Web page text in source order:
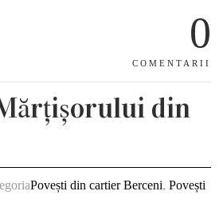
0
COMENTARII
din
Povești din cartier Berceni, Povești